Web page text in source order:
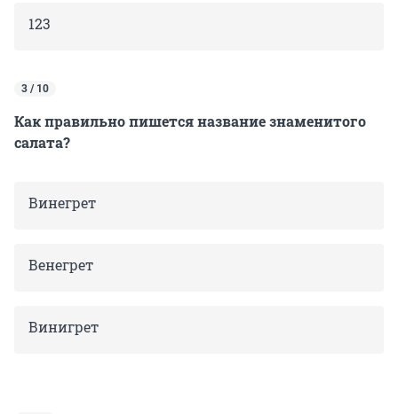
123
3 / 10
Как правильно пишется название знаменитого
салата?
Винегрет
Венегрет
Винигрет